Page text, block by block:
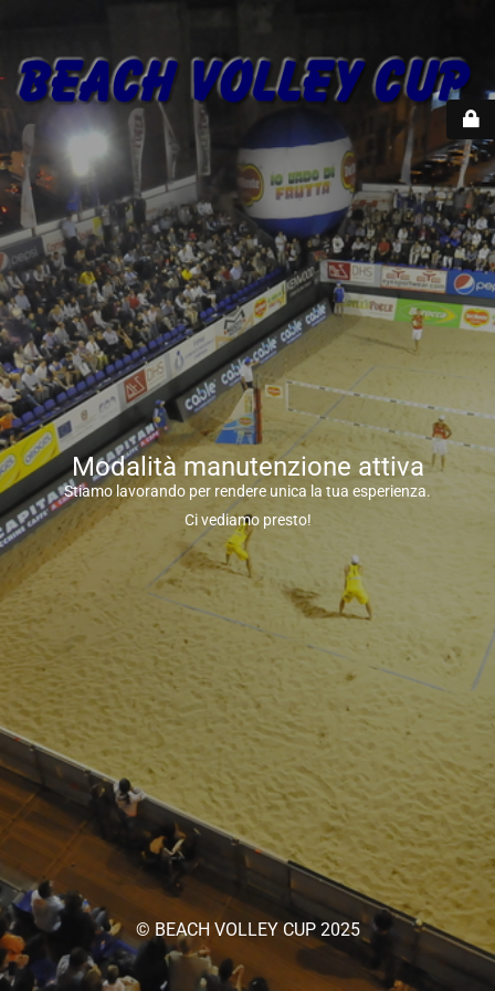
Modalità manutenzione attiva
Stiamo lavorando per rendere unica la tua esperienza.
Ci vediamo presto!
© BEACH VOLLEY CUP 2025